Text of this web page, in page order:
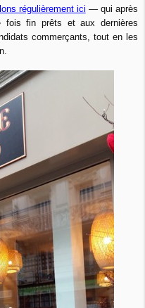
régulièrement ici — qui après
fois fin prêts et aux dernières
commerçants, tout en les